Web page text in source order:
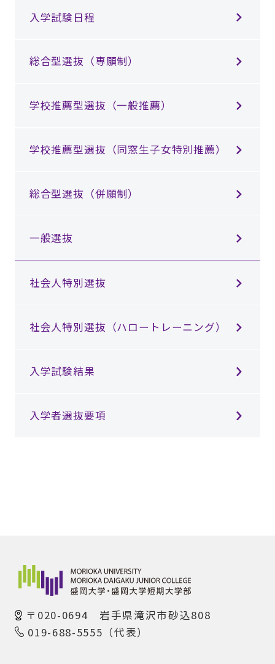
入学試験日程
総合型選抜（専願制）
学校推薦型選抜（一般推薦）
学校推薦型選抜（同窓⽣⼦⼥特別推薦）
総合型選抜（併願制）
⼀般選抜
社会⼈特別選抜
社会人特別選抜（ハロートレーニング）
入学試験結果
入学者選抜要項
〒020-0694 岩手県滝沢市砂込808
019-688-5555（代表）